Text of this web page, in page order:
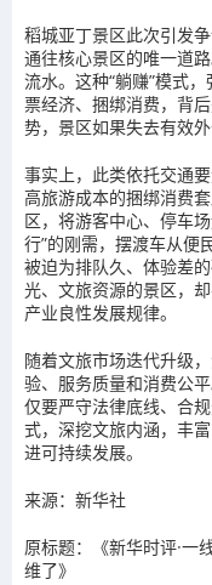
稻城亚丁景区此次引发
通往核心景区的唯一道
流水。 这种“躺赚”模式
票经济、捆绑消费，背后
势，景区如果失去有效
事实上，此类依托交通
高旅游成本的捆绑消费
区，将游客中心、停车
行”的刚需，摆渡车从便
被迫为排队久、体验差的
光、文旅资源的景区，
产业良性发展规律。
随着文旅市场迭代升级
验、服务质量和消费公
仅要严守法律底线、合
式，深挖文旅内涵，丰
进可持续发展。
来源：新华社
原标题：《新华时评·一
维了》